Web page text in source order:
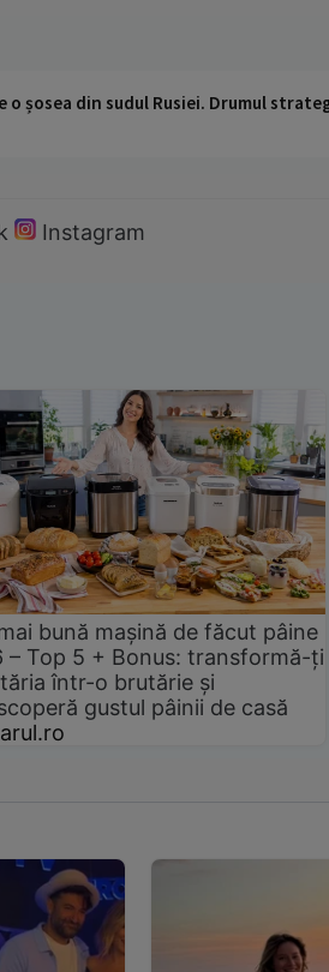
o șosea din sudul Rusiei. Drumul
Instagram
bună mașină de făcut pâine
– Top 5 + Bonus: transformă-ți
într-o brutărie și
gustul pâinii de casă